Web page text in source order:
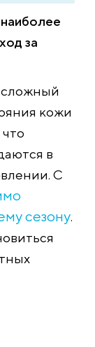
за
сложный
кожи
в
С
сезону.